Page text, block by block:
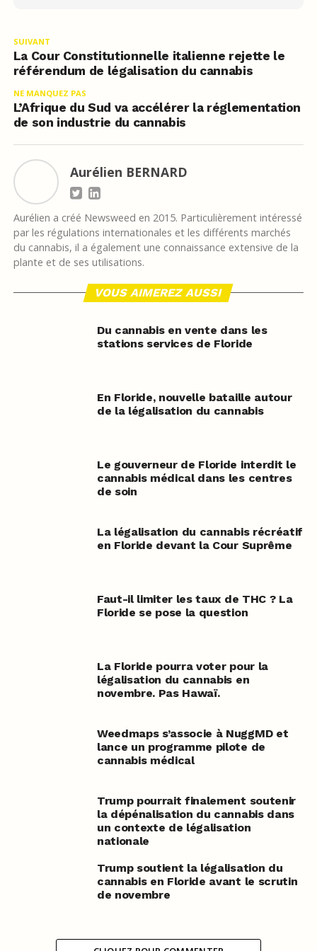
SUIVANT
La Cour Constitutionnelle italienne rejette le
référendum de légalisation du cannabis
NE MANQUEZ PAS
L’Afrique du Sud va accélérer la réglementation
de son industrie du cannabis
Aurélien BERNARD
Aurélien a créé Newsweed en 2015. Particulièrement intéressé
par les régulations internationales et les différents marchés
du cannabis, il a également une connaissance extensive de la
plante et de ses utilisations.
VOUS AIMEREZ AUSSI
Du cannabis en vente dans les
stations services de Floride
En Floride, nouvelle bataille autour
de la légalisation du cannabis
Le gouverneur de Floride interdit le
cannabis médical dans les centres
de soin
La légalisation du cannabis récréatif
en Floride devant la Cour Suprême
Faut-il limiter les taux de THC ? La
Floride se pose la question
La Floride pourra voter pour la
légalisation du cannabis en
novembre. Pas Hawaï.
Weedmaps s’associe à NuggMD et
lance un programme pilote de
cannabis médical
Trump pourrait finalement soutenir
la dépénalisation du cannabis dans
un contexte de légalisation
nationale
Trump soutient la légalisation du
cannabis en Floride avant le scrutin
de novembre